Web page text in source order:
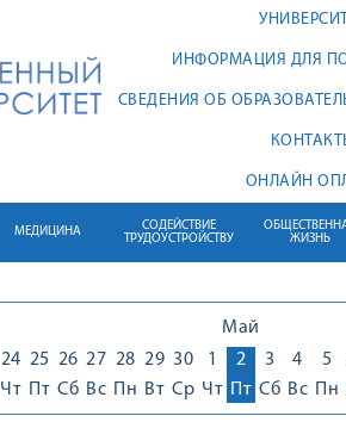
ИНФОРМАЦИЯ ДЛЯ
СВЕДЕНИЯ ОБ
ОНЛАЙН
МЕДИЦИНА
СОДЕЙСТВИЕ
ТРУДОУСТРОЙСТВУ
ЖИЗНЬ
Май
24
Чт
25
Пт
26
Сб
27
Вс
28
Пн
29
Вт
30
Ср
1
Чт
2
Пт
3
Сб
4
Вс
5
Пн